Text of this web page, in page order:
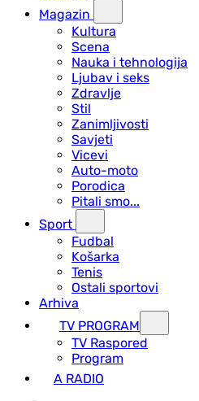
Magazin
Kultura
Scena
Nauka i tehnologija
Ljubav i seks
Zdravlje
Stil
Zanimljivosti
Savjeti
Vicevi
Auto-moto
Porodica
Pitali smo...
Sport
Fudbal
Košarka
Tenis
Ostali sportovi
Arhiva
TV PROGRAM
ТV Raspored
Program
A RADIO